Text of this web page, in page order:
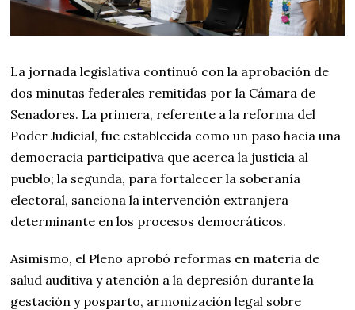
La jornada legislativa continuó con la aprobación de
dos minutas federales remitidas por la Cámara de
Senadores. La primera, referente a la reforma del
Poder Judicial, fue establecida como un paso hacia una
democracia participativa que acerca la justicia al
pueblo; la segunda, para fortalecer la soberanía
electoral, sanciona la intervención extranjera
determinante en los procesos democráticos.
Asimismo, el Pleno aprobó reformas en materia de
salud auditiva y atención a la depresión durante la
gestación y posparto, armonización legal sobre